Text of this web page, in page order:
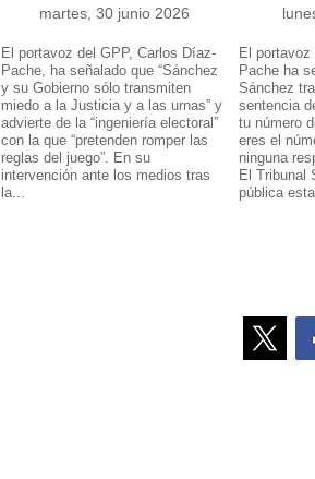
martes, 30 junio 2026
El portavoz del GPP, Carlos Díaz-
Pache, ha señalado que “Sánchez
y su Gobierno sólo transmiten
miedo a la Justicia y a las urnas” y
advierte de la “ingeniería electoral”
con la que “pretenden romper las
reglas del juego”. En su
intervención ante los medios tras
la...
El
Pache ha
Sánchez
sentencia
tu número
eres el
ninguna
El Tribunal
pública